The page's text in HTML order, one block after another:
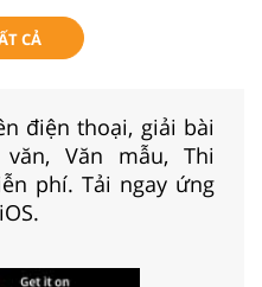
CẢ
điện thoại, giải bài
văn, Văn mẫu, Thi
phí. Tải ngay ứng